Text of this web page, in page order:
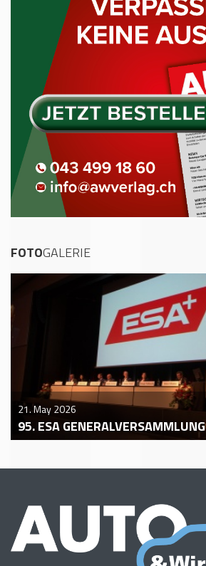
FOTOGALERIE
21. May 2026
95. ESA GENERALVERSAMMLUNG